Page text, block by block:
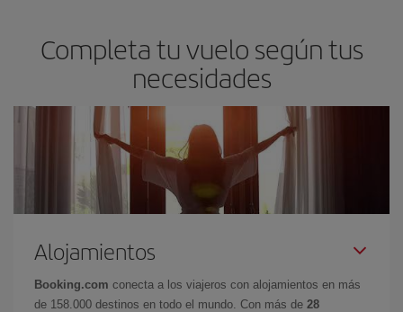
Completa tu vuelo según tus
necesidades
Alojamientos
Booking.com conecta a los viajeros con alojamientos en más
de 158.000 destinos en todo el mundo. Con más de 28